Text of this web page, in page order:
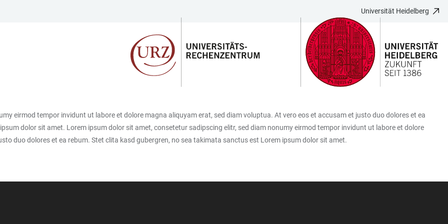
Universität Heidelberg
eirmod tempor invidunt ut labore et dolore magna aliquyam erat, sed diam voluptua. At vero eos et accusam et justo duo dolores et ea
dolor sit amet. Lorem ipsum dolor sit amet, consetetur sadipscing elitr, sed diam nonumy eirmod tempor invidunt ut labore et dolore
duo dolores et ea rebum. Stet clita kasd gubergren, no sea takimata sanctus est Lorem ipsum dolor sit amet.